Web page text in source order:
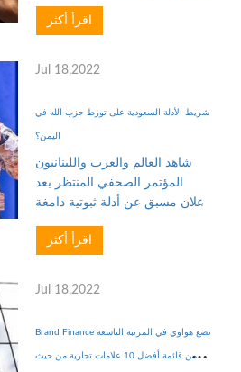
لتفعيلها.ويمكنك استخدام
من الوصول لهذه الوظائف بشكل
اقرأ أكثر
Jul 18,2022
شريط الأدلة السعودية على تورط حزب الله في
اليمن؟
شاهد العالم والعرب واللبنانيون
المؤتمر الصحفي المنتظر بعد
إعلان مسبق عن أدلة ثبوتية دامغة
اليمن سيتم الكشف عنها خلاله،
تضمن صورة طائرة مسيرة وعلم
اقرأ أكثر
Jul 18,2022
Brand Finance تضع هواوي في المرتبة التاسعة
ضمن قائمة أفضل 10 علامات تجارية من حيث